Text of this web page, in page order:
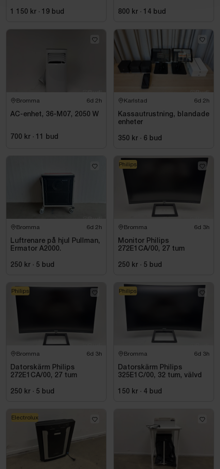
1 150 kr · 19 bud 800 kr · 14 bud
Bromma 6d 2h
AC-enhet, 36-M07, 2050 W
700 kr · bud
Karlstad 6d 2h
Kassautrustning, blandade
enheter
350 kr · 6 bud
Bromma 6d 2h
Luftrenare på hjul Pullman,
Ermator A2000.
250 kr · 5 bud
Bromma 6d 3h
Monitor Philips
272E1CA/00, 27 tum
250 kr · 5 bud
Philips
Bromma 6d 3h
Datorskärm Philips
272E1CA/00, 27 tum
250 kr · 5 bud
Philips
Bromma 6d 3h
Datorskärm Philips
325E1C/00, 32 tum, välvd
150 kr · 4 bud
Philips
Electrolux